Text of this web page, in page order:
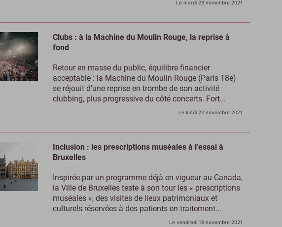
Le mardi 23 novembre 2021
Clubs : à la Machine du Moulin Rouge, la reprise à
fond
Retour en masse du public, équilibre financier
acceptable : la Machine du Moulin Rouge (Paris 18e)
se réjouit d’une reprise en trombe de son activité
clubbing, plus progressive du côté concerts. Fort...
Le lundi 22 novembre 2021
Inclusion : les prescriptions muséales à l’essai à
Bruxelles
Inspirée par un programme déjà en vigueur au Canada,
la Ville de Bruxelles teste à son tour les « prescriptions
muséales », des visites de lieux patrimoniaux et
culturels réservées à des patients en traitement...
Le vendredi 19 novembre 2021